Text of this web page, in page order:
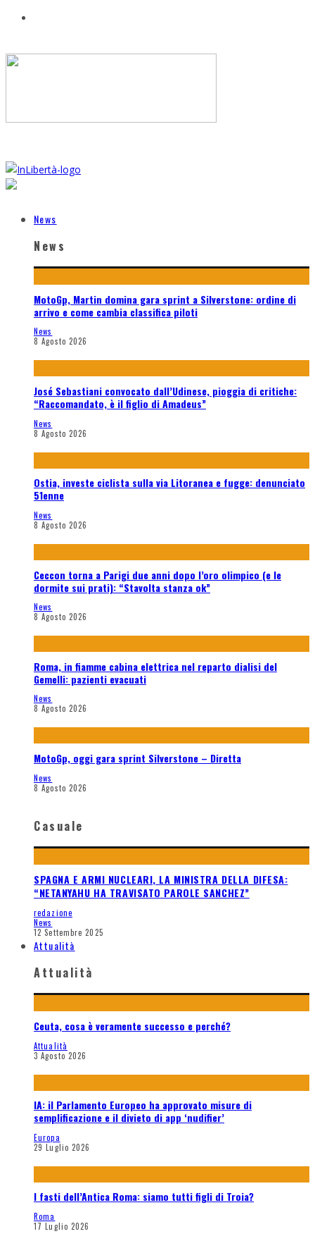
News
News
MotoGp, Martin domina gara sprint a Silverstone: ordine di
arrivo e come cambia classifica piloti
News
8 Agosto 2026
José Sebastiani convocato dall’Udinese, pioggia di critiche:
“Raccomandato, è il figlio di Amadeus”
News
8 Agosto 2026
Ostia, investe ciclista sulla via Litoranea e fugge: denunciato
51enne
News
8 Agosto 2026
Ceccon torna a Parigi due anni dopo l’oro olimpico (e le
dormite sui prati): “Stavolta stanza ok”
News
8 Agosto 2026
Roma, in fiamme cabina elettrica nel reparto dialisi del
Gemelli: pazienti evacuati
News
8 Agosto 2026
MotoGp, oggi gara sprint Silverstone – Diretta
News
8 Agosto 2026
Casuale
SPAGNA E ARMI NUCLEARI, LA MINISTRA DELLA DIFESA:
“NETANYAHU HA TRAVISATO PAROLE SANCHEZ”
redazione
News
12 Settembre 2025
Attualità
Attualità
Ceuta, cosa è veramente successo e perché?
Attualità
3 Agosto 2026
IA: il Parlamento Europeo ha approvato misure di
semplificazione e il divieto di app ‘nudifier’
Europa
29 Luglio 2026
I fasti dell’Antica Roma: siamo tutti figli di Troia?
Roma
17 Luglio 2026